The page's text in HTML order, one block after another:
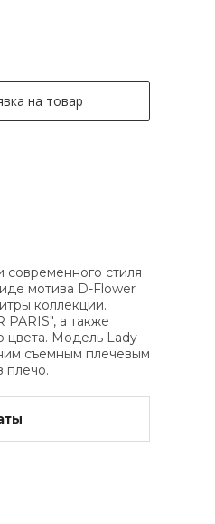
на товар
стиля
мотива D-Flower
коллекции.
а также
цвета. Модель Lady
съемным плечевым
плечо.